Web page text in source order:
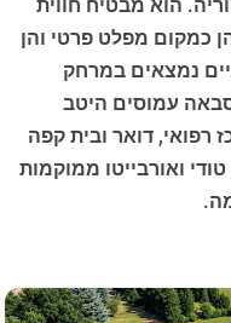
הוא מבטיח חווית
כמקום מפלט פרטי והן
נמצאים במרחק
עמוסים היטב
מרכז רפואי, דואר ובית קפה
טודי ואורבייטו ממוקמות